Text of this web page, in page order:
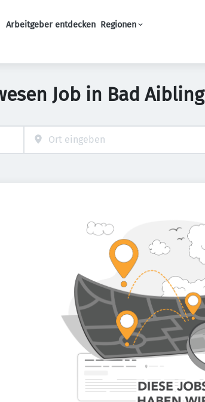
Arbeitgeber entdecken Regionen
Job in Bad Aibling